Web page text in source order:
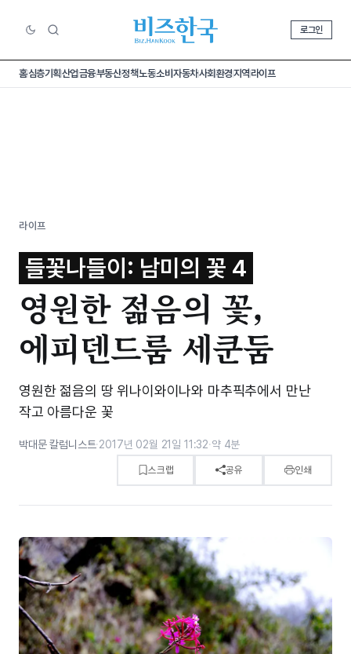
로그인
홈심층기획산업금융부동산정책노동소비 자동차사회환경지역라이프
라이프
들꽃나들이: 남미의 꽃 4
영원한 젊음의 꽃,
에피덴드룸 세쿤둠
영원한 젊음의 땅 위나이와이나와 마추픽추에서 만난
작고 아름다운 꽃
박대문 칼럼니스트·2017년 02월 21일 11:32·약 4분
스크랩 공유 인쇄